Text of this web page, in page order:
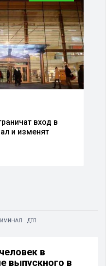
вход в
и изменят
ДТП
в
выпускного в